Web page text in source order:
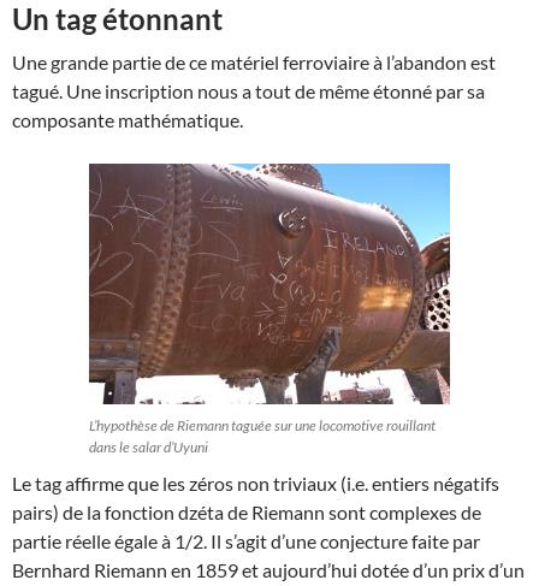
Un tag étonnant
Une grande partie de ce matériel ferroviaire à l’abandon est
tagué. Une inscription nous a tout de même étonné par sa
composante mathématique.
L’hypothèse de Riemann taguée sur une locomotive rouillant
dans le salar d’Uyuni
Le tag affirme que les zéros non triviaux (i.e. entiers négatifs
pairs) de la fonction dzéta de Riemann sont complexes de
partie réelle égale à 1/2. Il s’agit d’une conjecture faite par
Bernhard Riemann en 1859 et aujourd’hui dotée d’un prix d’un